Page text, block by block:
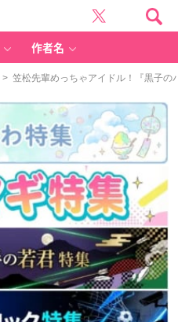
作者名
> 笠松先輩めっちゃアイドル！『黒子